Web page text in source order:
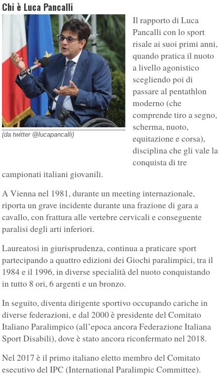
Chi è Luca Pancalli
(da twitter @lucapancalli)
Il rapporto di Luca
Pancalli con lo sport
risale ai suoi primi anni,
quando pratica il nuoto
a livello agonistico
scegliendo poi di
passare al pentathlon
moderno (che
comprende tiro a segno,
scherma, nuoto,
equitazione e corsa),
disciplina che gli vale la
conquista di tre
campionati italiani giovanili.
A Vienna nel 1981, durante un meeting internazionale,
riporta un grave incidente durante una frazione di gara a
cavallo, con frattura alle vertebre cervicali e conseguente
paralisi degli arti inferiori.
Laureatosi in giurisprudenza, continua a praticare sport
partecipando a quattro edizioni dei Giochi paralimpici, tra il
1984 e il 1996, in diverse specialità del nuoto conquistando
in tutto 8 ori, 6 argenti e un bronzo.
In seguito, diventa dirigente sportivo occupando cariche in
diverse federazioni, e dal 2000 è presidente del Comitato
Italiano Paralimpico (all’epoca ancora Federazione Italiana
Sport Disabili), dove è stato ancora riconfermato nel 2018.
Nel 2017 è il primo italiano eletto membro del Comitato
esecutivo del IPC (International Paralimpic Committee).